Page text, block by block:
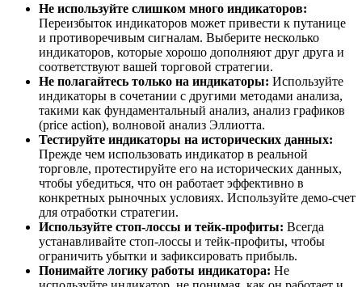
Не используйте слишком много индикаторов:
Переизбыток индикаторов может привести к путанице
и противоречивым сигналам. Выберите несколько
индикаторов, которые хорошо дополняют друг друга и
соответствуют вашей торговой стратегии.
Не полагайтесь только на индикаторы: Используйте
индикаторы в сочетании с другими методами анализа,
такими как фундаментальный анализ, анализ графиков
(price action), волновой анализ Эллиотта.
Тестируйте индикаторы на исторических данных:
Прежде чем использовать индикатор в реальной
торговле, протестируйте его на исторических данных,
чтобы убедиться, что он работает эффективно в
конкретных рыночных условиях. Используйте демо-счет
для отработки стратегии.
Используйте стоп-лоссы и тейк-профиты: Всегда
устанавливайте стоп-лоссы и тейк-профиты, чтобы
ограничить убытки и зафиксировать прибыль.
Понимайте логику работы индикатора: Не